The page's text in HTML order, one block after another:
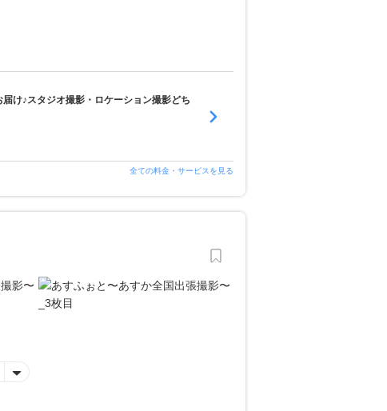
け♪スタジオ撮影・ロケーション撮影どち
全ての料金・サービスを見る